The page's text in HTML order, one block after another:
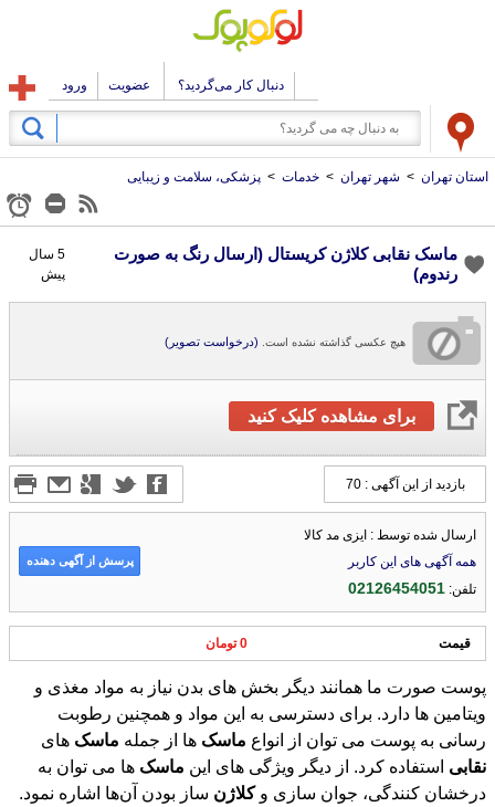
دنبال کار می‌گردید؟ عضویت ورود
استان تهران > شهر تهران > خدمات > پزشکی، سلامت و زیبایی
ماسک نقابی کلاژن کریستال (ارسال رنگ به صورت
رندوم)
5 سال
پیش
هیچ عکسی گذاشته نشده است. (درخواست تصویر)
برای مشاهده کلیک کنید
بازدید از این آگهی : 70
ارسال شده توسط : ایزی مد کالا
همه آگهی های این کاربر
تلفن:02126454051
پرسش از آگهی دهنده
قیمت 0 تومان
پوست صورت ما همانند دیگر بخش های بدن نیاز به مواد مغذی و
ویتامین ها دارد. برای دسترسی به این مواد و همچنین رطوبت
رسانی به پوست می توان از انواع ماسک ها از جمله ماسک های
نقابی استفاده کرد. از دیگر ویژگی های این ماسک ها می توان به
درخشان کنندگی، جوان سازی وکلاژن ساز بودن آن‌ها اشاره نمود.